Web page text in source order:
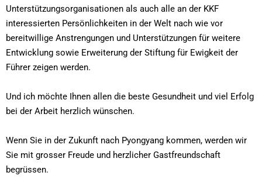
Unterstützungsorganisationen als auch alle an der KKF
interessierten Persönlichkeiten in der Welt nach wie vor
bereitwillige Anstrengungen und Unterstützungen für weitere
Entwicklung sowie Erweiterung der Stiftung für Ewigkeit der
Führer zeigen werden.
Und ich möchte Ihnen allen die beste Gesundheit und viel Erfolg
bei der Arbeit herzlich wünschen.
Wenn Sie in der Zukunft nach Pyongyang kommen, werden wir
Sie mit grosser Freude und herzlicher Gastfreundschaft
begrüssen.